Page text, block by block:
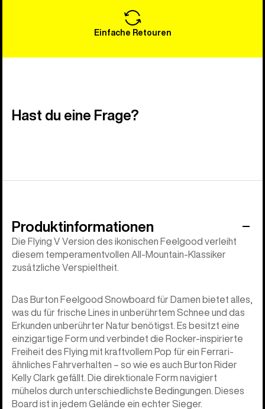
Einfache Retouren
Hast du eine Frage?
Produktinformationen
Die Flying V Version des ikonischen Feelgood verleiht
diesem temperamentvollen All-Mountain-Klassiker
zusätzliche Verspieltheit.
Das Burton Feelgood Snowboard für Damen bietet alles,
was du für frische Lines in unberührtem Schnee und das
Erkunden unberührter Natur benötigst. Es besitzt eine
einzigartige Form und verbindet die Rocker-inspirierte
Freiheit des Flying mit kraftvollem Pop für ein Ferrari-
ähnliches Fahrverhalten – so wie es auch Burton Rider
Kelly Clark gefällt. Die direktionale Form navigiert
mühelos durch unterschiedlichste Bedingungen. Dieses
Board ist in jedem Gelände ein echter Sieger.